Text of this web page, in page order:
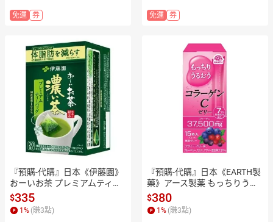
🌸佑育生活館🌸
免運 券
🌸佑育生活館🌸
免運 券
『預購-代購』日本《伊藤園》
おーいお茶 プレミアムティー
バッグ 濃い茶 伊藤園 降低體脂
肪 BMI改善 濃味抹茶粉茶包2g
×20袋入  ✿現貨+預購✿日本境
$335
1% (賺3點)
『預購-代購』日本《EARTH製
藥》アース製薬 もっちりうる
おう コラーゲンC ゼリー アサ
イー・ベリー味 極品奢華版 膠
原蛋白C果凍條-15條入（巴西
$380
1% (賺3點)